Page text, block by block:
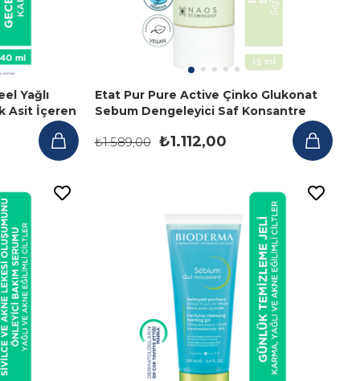
Yağlı
Asit İçeren
40 ml
Etat Pur Pure Active Çinko Glukonat
Sebum Dengeleyici Saf Konsantre
₺1.112,00
₺1.589,00